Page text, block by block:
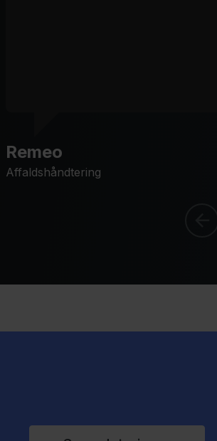
Remeo
Affaldshåndtering